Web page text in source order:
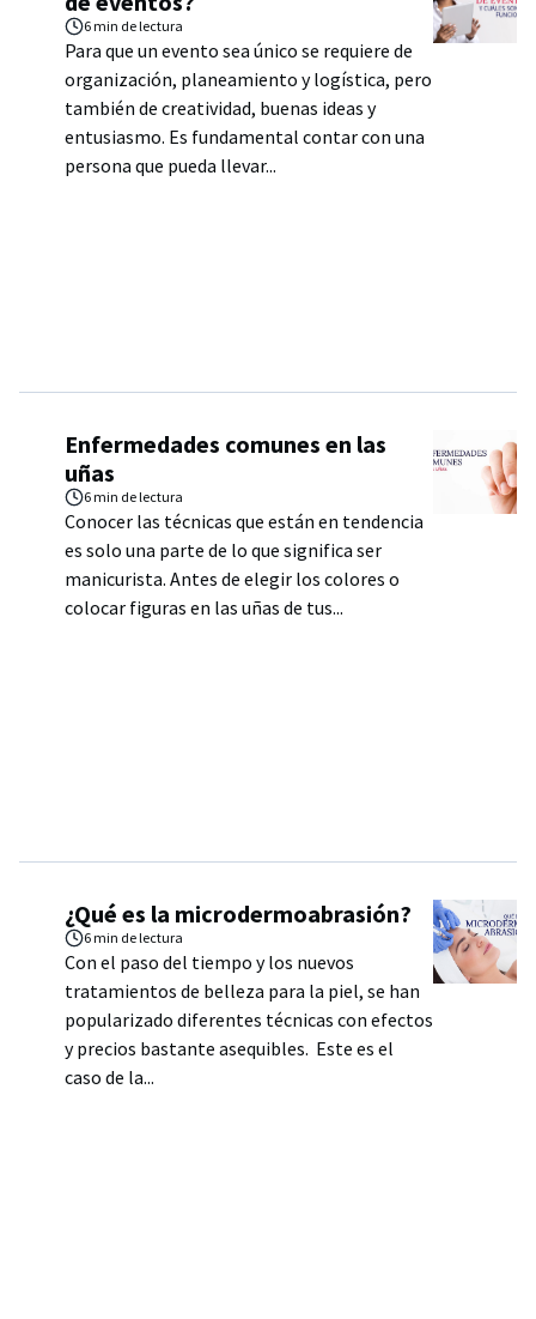
6 min de lectura
Para que un evento sea único se requiere de
organización, planeamiento y logística, pero
también de creatividad, buenas ideas y
entusiasmo. Es fundamental contar con una
persona que pueda llevar...
Enfermedades comunes en las
uñas
6 min de lectura
Conocer las técnicas que están en tendencia
es solo una parte de lo que significa ser
manicurista. Antes de elegir los colores o
colocar figuras en las uñas de tus...
¿Qué es la microdermoabrasión?
6 min de lectura
Con el paso del tiempo y los nuevos
tratamientos de belleza para la piel, se han
popularizado diferentes técnicas con efectos
y precios bastante asequibles. Este es el
caso de la...